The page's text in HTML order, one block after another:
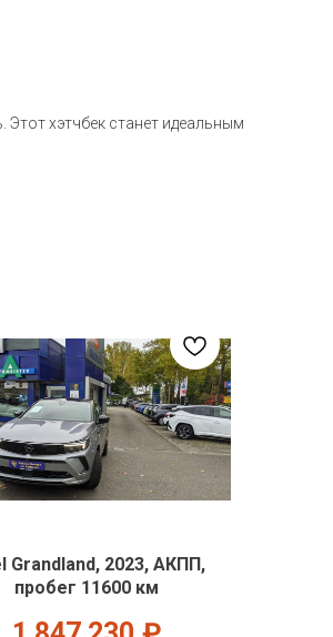
хэтчбек станет идеальным
Grandland, 2023, АКПП,
пробег 11600 км